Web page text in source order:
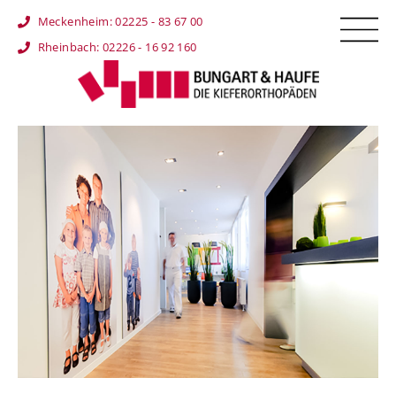
Meckenheim: 02225 - 83 67 00
Rheinbach: 02226 - 16 92 160